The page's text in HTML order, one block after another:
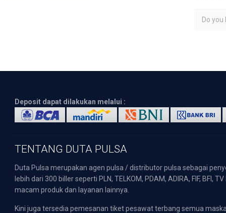
Do you
Deposit dapat dilakukan melalui :
TENTANG DUTA PULSA
Duta Pulsa merupakan agen pulsa / distributor pulsa sebagai
lebih dari 300 biller seperti PLN, TELKOM, PDAM, ADIRA, FIF,
macam produk dan layanan lainnya.
Kini juga tersedia pemesanan tiket pesawat terbang semua